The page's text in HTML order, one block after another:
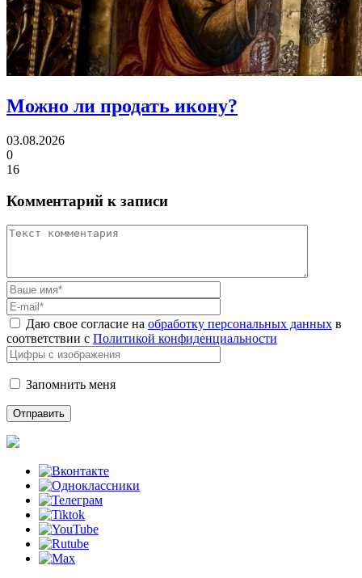
Можно ли продать икону?
03.08.2026
0
16
Комментарий к записи
Даю свое согласие на обработку персональных данных в
соответствии с Политикой конфиденциальности
Запомнить меня